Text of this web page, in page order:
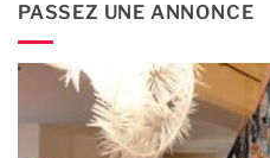
PASSEZ UNE ANNONCE